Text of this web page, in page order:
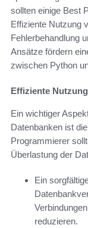
sollten einige Best
Effiziente Nutzung
Fehlerbehandlung
Ansätze fördern
zwischen Python
Effiziente
Ein wichtiger
Datenbanken ist
Programmierer
Überlastung der
Ein
reduzieren.